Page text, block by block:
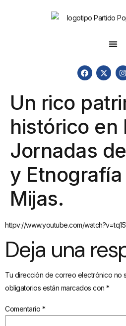
Un rico
histórico en
Jornadas
y
Mijas.
httpv://www.youtube.com/
Deja una
Tu dirección de correo electrónico no
obligatorios están marcados con *
Comentario *